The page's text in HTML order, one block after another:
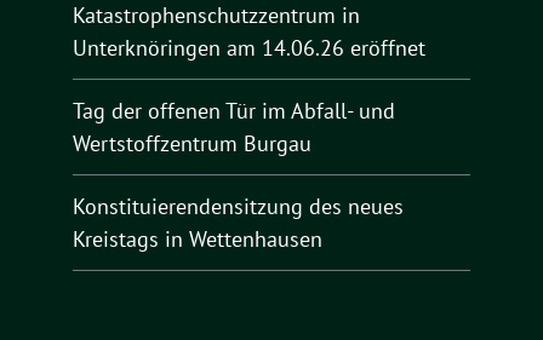
Katastrophenschutzzentrum in
Unterknöringen am 14.06.26 eröffnet
Tag der offenen Tür im Abfall- und
Wertstoffzentrum Burgau
Konstituierendensitzung des neues
Kreistags in Wettenhausen